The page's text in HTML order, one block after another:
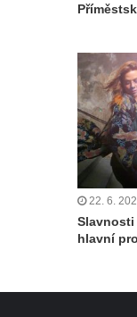
22. 6.
Slavnosti
hlavní